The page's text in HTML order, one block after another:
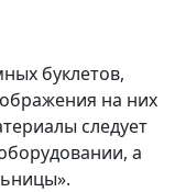
буклетов,
на них
следует
а